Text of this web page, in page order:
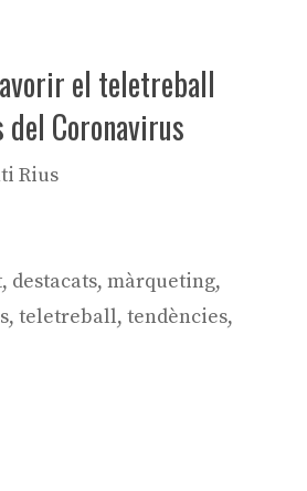
el teletreball
Coronavirus
Rius
, destacats, màrqueting,
, teletreball, tendències,